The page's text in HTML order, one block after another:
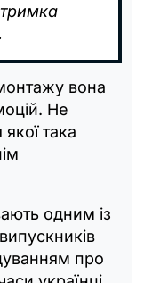
вона
Не
така
одним із
про